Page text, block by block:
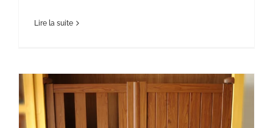
Lire la suite